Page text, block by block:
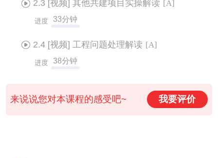
2.3 [视频] 其他共建项目实操解读 [A]
进度 33分钟
2.4 [视频] 工程问题处理解读 [A]
进度 38分钟
来说说您对本课程的感受吧~ 我要评价